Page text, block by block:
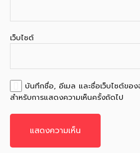
เว็บไซต์
บันทึกชื่อ, อีเมล และชื่อเว็บไซต์ของ
สำหรับการแสดงความเห็นครั้งถัดไป